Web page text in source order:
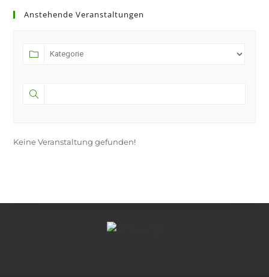
Anstehende Veranstaltungen
Keine Veranstaltung gefunden!